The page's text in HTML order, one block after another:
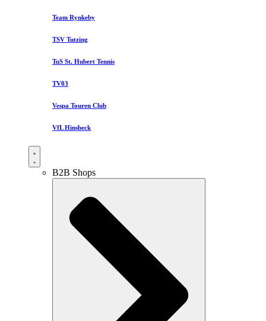
Team Rynkeby
TSV Tutzing
TuS St. Hubert Tennis
TV03
Vespa Touren Club
VfL Hinsbeck
B2B Shops